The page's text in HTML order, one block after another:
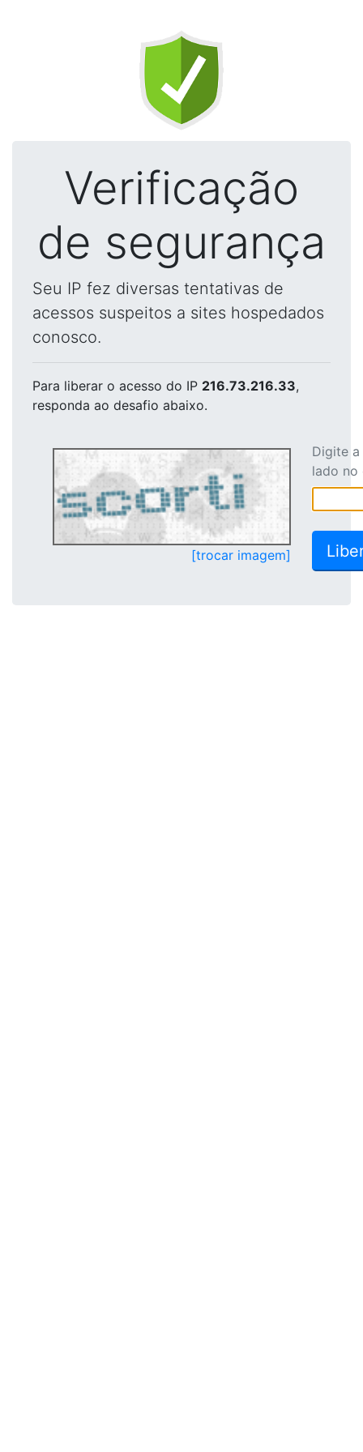
Verificação
de segurança
Seu IP fez diversas tentativas de
acessos suspeitos a sites hospedados
conosco.
Para liberar o acesso do IP 216.73.216.33,
responda ao desafio abaixo.
[trocar imagem]
Digite
lado no